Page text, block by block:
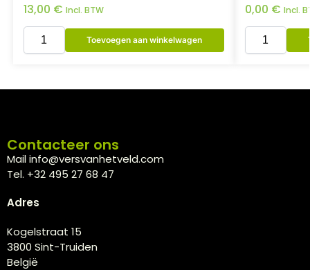
13,00 € Incl. BTW
Toevoegen aan winkelwagen
0,00 € Incl.
Contacteer ons
Mail info@versvanhetveld.com
Tel. +32 495 27 68 47
Adres
Kogelstraat 15
3800 Sint-Truiden
België